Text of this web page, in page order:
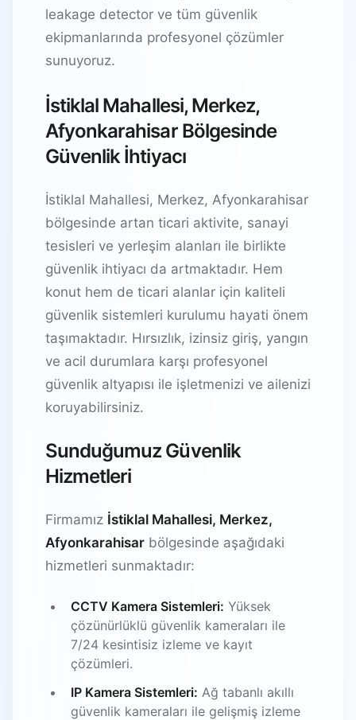
leakage detector ve tüm güvenlik
ekipmanlarında profesyonel çözümler
sunuyoruz.
İstiklal Mahallesi, Merkez,
Afyonkarahisar Bölgesinde
Güvenlik İhtiyacı
İstiklal Mahallesi, Merkez, Afyonkarahisar
bölgesinde artan ticari aktivite, sanayi
tesisleri ve yerleşim alanları ile birlikte
güvenlik ihtiyacı da artmaktadır. Hem
konut hem de ticari alanlar için kaliteli
güvenlik sistemleri kurulumu hayati önem
taşımaktadır. Hırsızlık, izinsiz giriş, yangın
ve acil durumlara karşı profesyonel
güvenlik altyapısı ile işletmenizi ve ailenizi
koruyabilirsiniz.
Sunduğumuz Güvenlik
Hizmetleri
Firmamız İstiklal Mahallesi, Merkez,
Afyonkarahisar bölgesinde aşağıdaki
hizmetleri sunmaktadır:
CCTV Kamera Sistemleri: Yüksek
çözünürlüklü güvenlik kameraları ile
7/24 kesintisiz izleme ve kayıt
çözümleri.
IP Kamera Sistemleri: Ağ tabanlı akıllı
güvenlik kameraları ile gelişmiş izleme